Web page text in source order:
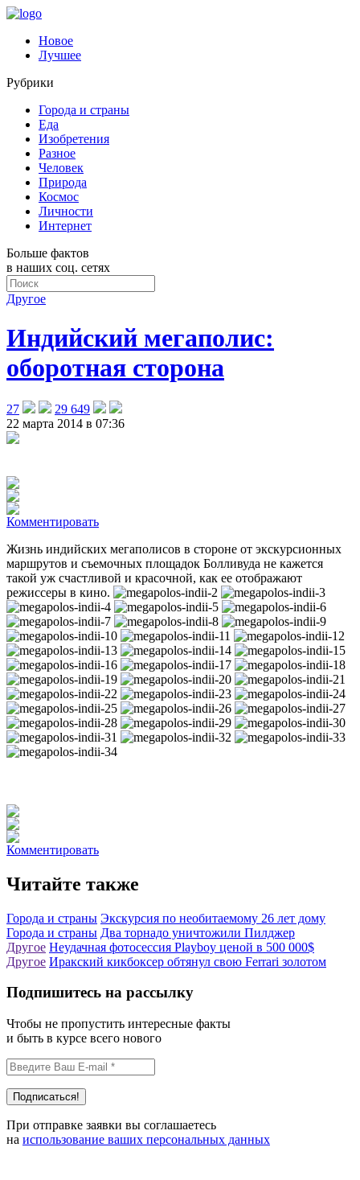
Новое
Лучшее
Рубрики
Города и страны
Еда
Изобретения
Разное
Человек
Природа
Космос
Личности
Интернет
Больше фактов
в наших соц. сетях
Другое
Индийский мегаполис:
оборотная сторона
27
29 649
22 марта 2014 в 07:36
Комментировать
Жизнь индийских мегаполисов в стороне от экскурсионных
маршрутов и съемочных площадок Болливуда не кажется
такой уж счастливой и красочной, как ее отображают
режиссеры в кино.
Комментировать
Читайте также
Города и страны Экскурсия по необитаемому 26 лет дому
Города и страны Два торнадо уничтожили Пилджер
Другое Неудачная фотосессия Playboy ценой в 500 000$
Другое Иракский кикбоксер обтянул свою Ferrari золотом
Подпишитесь на рассылку
Чтобы не пропустить интересные факты
и быть в курсе всего нового
При отправке заявки вы соглашаетесь
на использование ваших персональных данных